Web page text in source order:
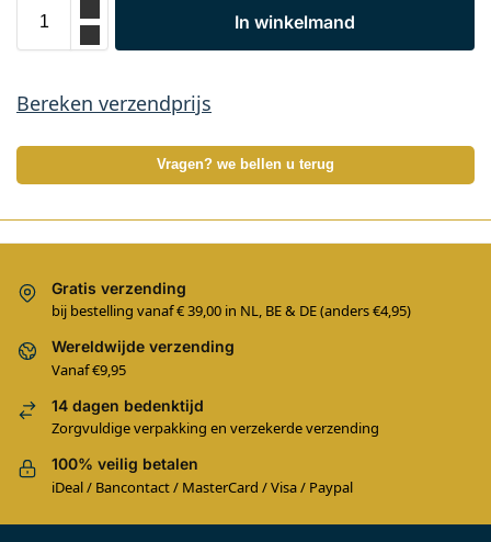
In winkelmand
Bereken verzendprijs
Vragen? we bellen u terug
Gratis verzending
bij bestelling vanaf € 39,00 in NL, BE & DE (anders €4,95)
Wereldwijde verzending
Vanaf €9,95
14 dagen bedenktijd
Zorgvuldige verpakking en verzekerde verzending
100% veilig betalen
iDeal / Bancontact / MasterCard / Visa / Paypal